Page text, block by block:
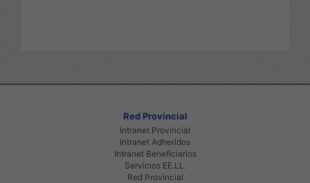
Red Provincial
Intranet Provincial
Intranet Adheridos
Intranet Beneficiarios
Servicios EE.LL.
Red Provincial